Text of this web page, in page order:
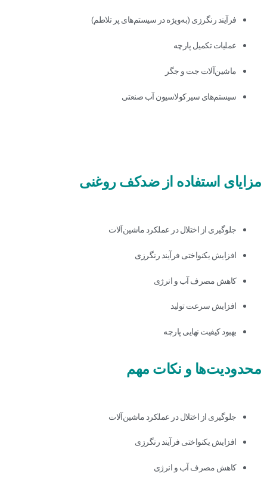
فرآیند رنگرزی (به‌ویژه در سیستم‌های پر تلاطم)
عملیات تکمیل پارچه
ماشین‌آلات جت و جگر
سیستم‌های سیرکولاسیون آب صنعتی
مزایای استفاده از ضدکف روغنی
جلوگیری از اختلال در عملکرد ماشین‌آلات
افزایش یکنواختی فرآیند رنگرزی
کاهش مصرف آب و انرژی
افزایش سرعت تولید
بهبود کیفیت نهایی پارچه
محدودیت‌ها و نکات مهم
جلوگیری از اختلال در عملکرد ماشین‌آلات
افزایش یکنواختی فرآیند رنگرزی
کاهش مصرف آب و انرژی